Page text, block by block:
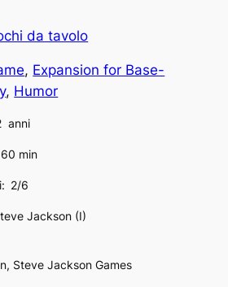
da tavolo
, Expansion for Base-
, Humor
anni
60 min
2/6
Jackson (I)
Steve Jackson Games